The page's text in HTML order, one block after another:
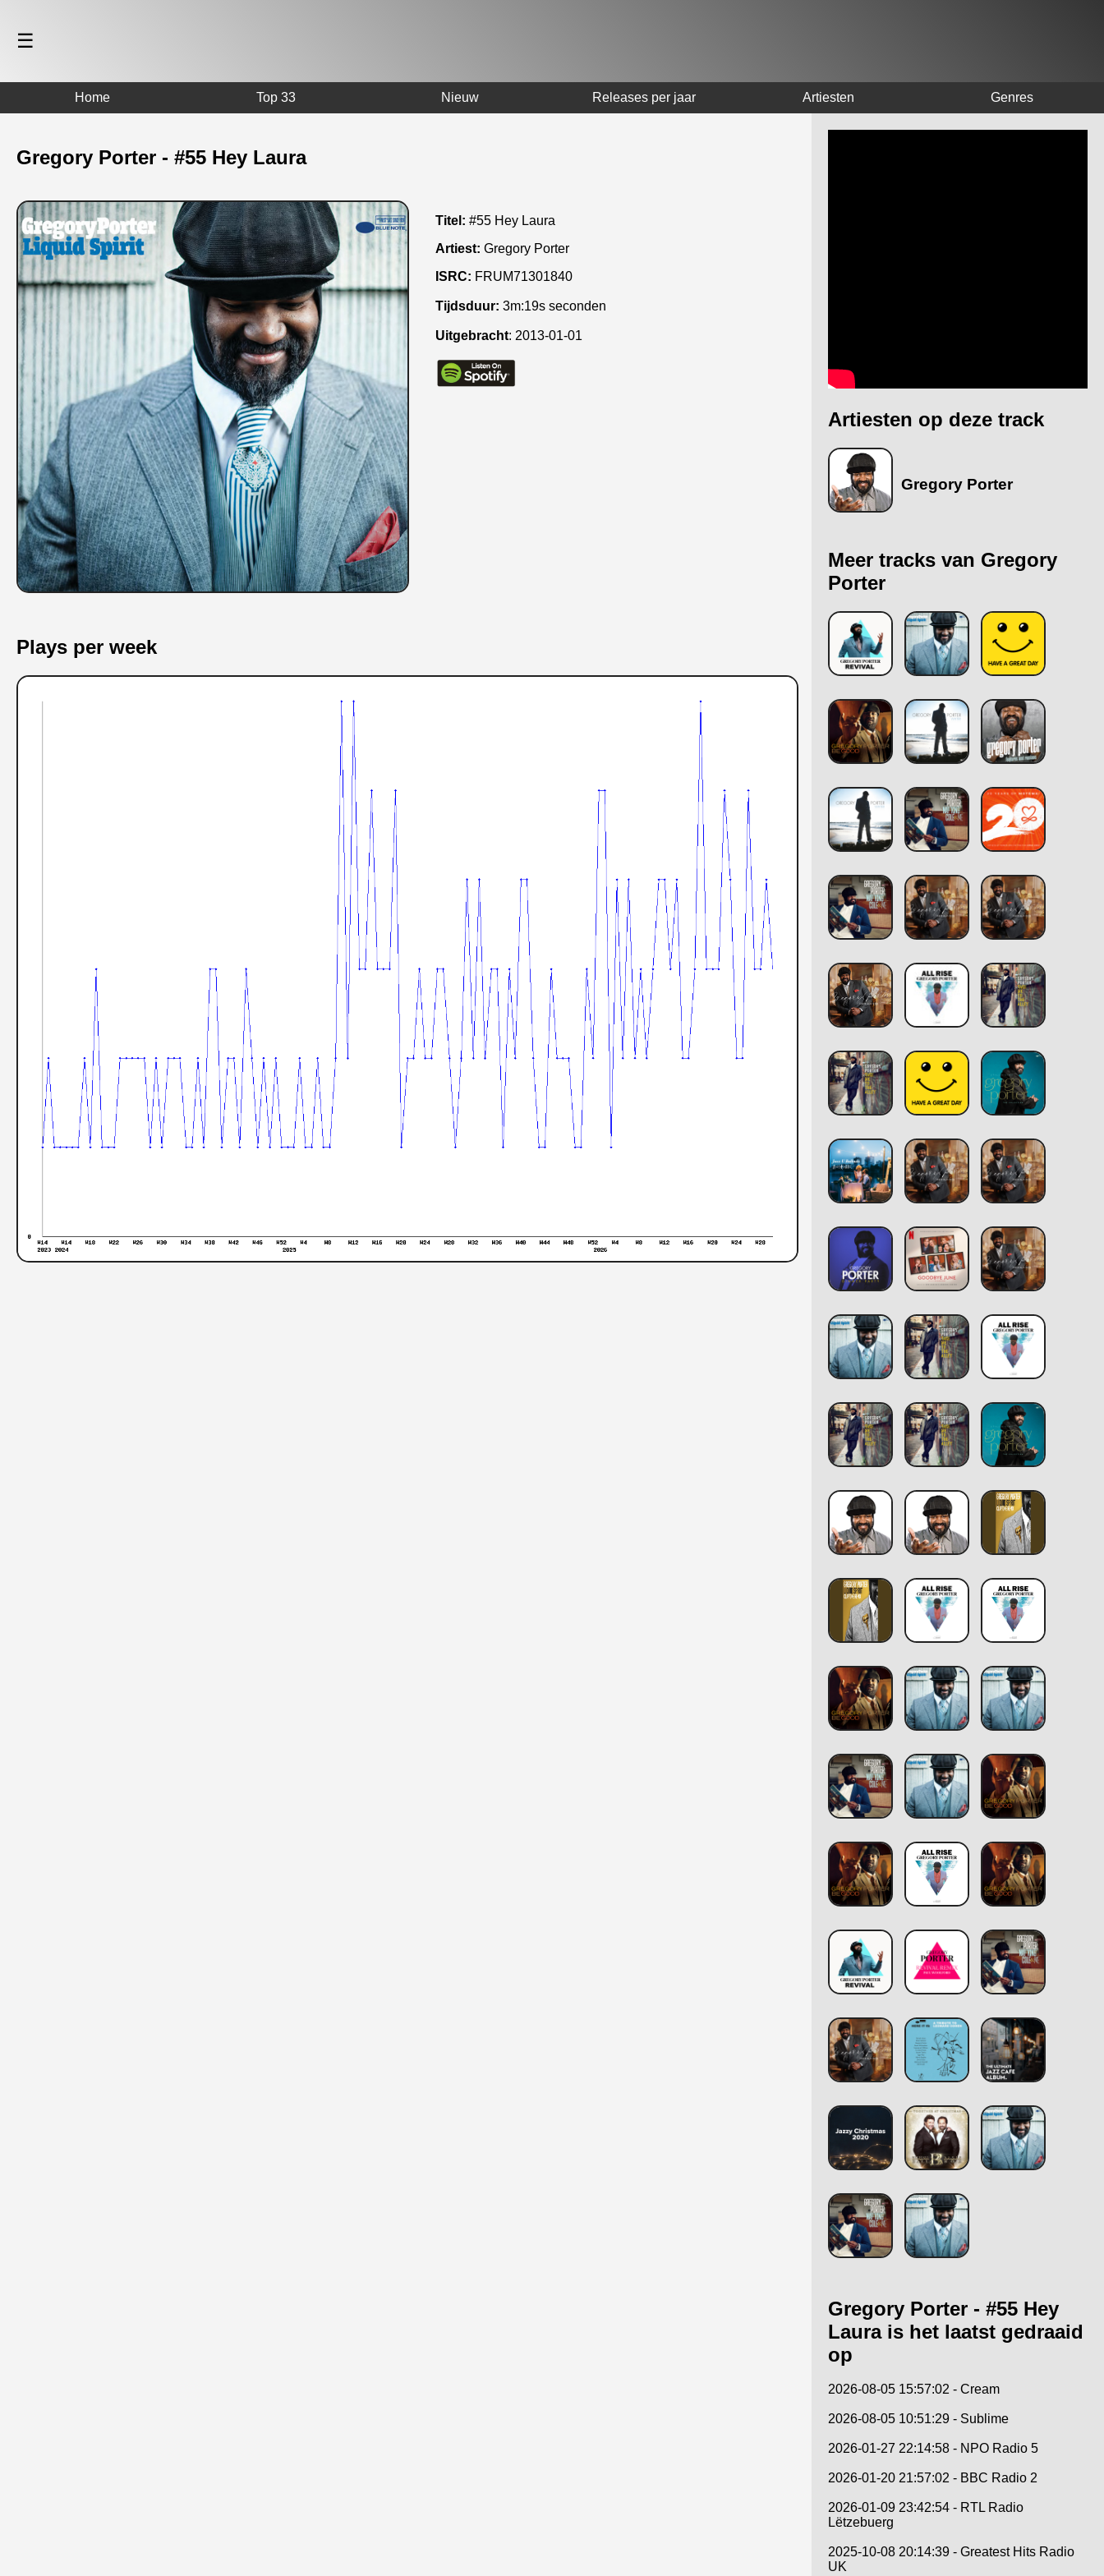
☰
Home Top 33 Nieuw Releases per jaar Artiesten Genres
Gregory Porter - #55 Hey Laura
Titel: #55 Hey Laura
Artiest: Gregory Porter
ISRC: FRUM71301840
Tijdsduur: 3m:19s seconden
Uitgebracht: 2013-01-01
Plays per week
Artiesten op deze track
Gregory Porter
Meer tracks van Gregory
Porter
Gregory Porter - #55 Hey
Laura is het laatst gedraaid
op
2026-08-05 15:57:02 - Cream
2026-08-05 10:51:29 - Sublime
2026-01-27 22:14:58 - NPO Radio 5
2026-01-20 21:57:02 - BBC Radio 2
2026-01-09 23:42:54 - RTL Radio
Lëtzebuerg
2025-10-08 20:14:39 - Greatest Hits Radio
UK